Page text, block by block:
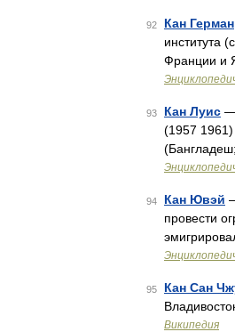
92 Кан Герман
института
Франции и
93 Кан Луис —
(1957
94 Кан Ювэй
провести
95 Кан Сан
Википедия